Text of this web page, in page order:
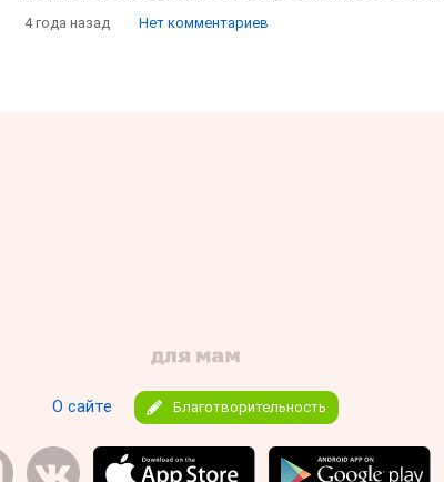
4 года назад Нет комментариев
О сайте Благотворительность